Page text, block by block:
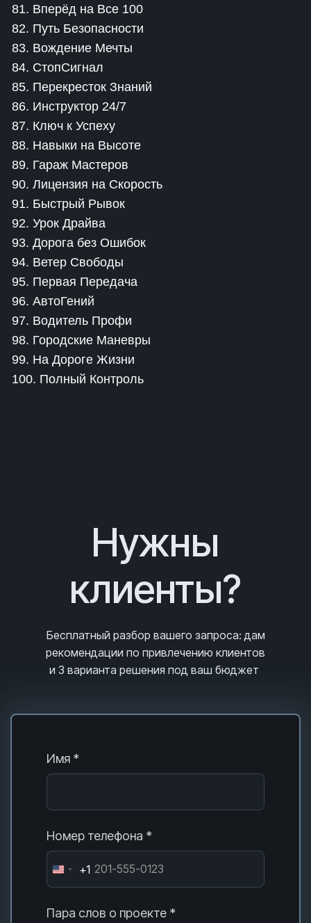
81. Вперёд на Все 100
82. Путь Безопасности
83. Вождение Мечты
84. СтопСигнал
85. Перекресток Знаний
86. Инструктор 24/7
87. Ключ к Успеху
88. Навыки на Высоте
89. Гараж Мастеров
90. Лицензия на Скорость
91. Быстрый Рывок
92. Урок Драйва
93. Дорога без Ошибок
94. Ветер Свободы
95. Первая Передача
96. АвтоГений
97. Водитель Профи
98. Городские Маневры
99. На Дороге Жизни
100. Полный Контроль
Нужны
клиенты?
Бесплатный разбор вашего запроса: дам
рекомендации по привлечению клиентов
и 3 варианта решения под ваш бюджет
Имя *
Номер телефона *
+1
Пара слов о проекте *